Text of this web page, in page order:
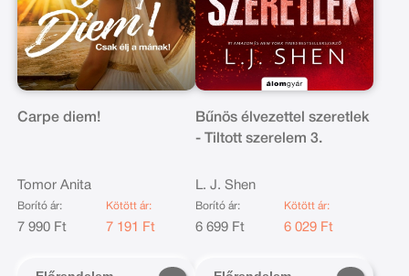
Carpe diem!
Tomor Anita
Borító ár:
7 990 Ft
Kötött ár:
7 191 Ft
Bűnös élvezettel szeretlek
- Tiltott szerelem 3.
L. J. Shen
Borító ár:
6 699 Ft
Kötött ár:
6 029 Ft